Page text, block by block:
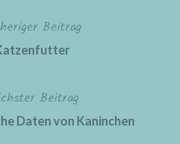
Beitrag
Beitrag
Daten von Kaninchen